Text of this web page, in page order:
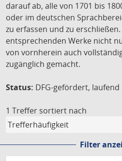
darauf ab, alle von 1701 bis
oder im deutschen
zu erfassen und zu
entsprechenden Werke nicht
von vornherein auch
zugänglich gemacht.
Status: DFG-gefördert, laufend
1 Treffer sortiert nach
Filter